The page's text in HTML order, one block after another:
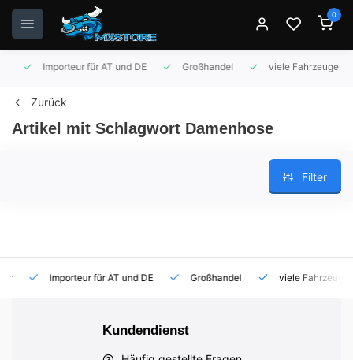
0
Importeur für AT und DE Großhandel viele Fahrzeuge auf
Zurück
Artikel mit Schlagwort Damenhose
Filter
Importeur für AT und DE Großhandel viele Fahrzeuge auf
Kundendienst